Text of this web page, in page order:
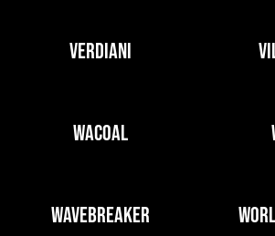
VERDIANI
WACOAL
WAVEBREAKER